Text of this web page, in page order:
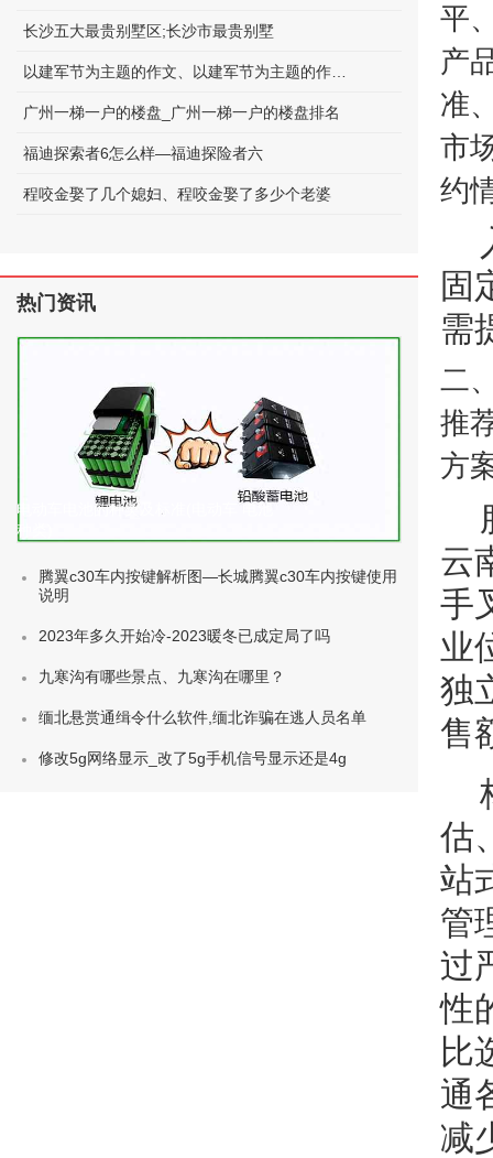
平
产
准
市
约
固
需
二
推
方
云
手
业
独
售
估
站
管
过
性
比
通
减
长沙五大最贵别墅区;长沙市最贵别墅
广州一梯一户的楼盘_广州一梯一户的楼盘排名
福迪探索者6怎么样—福迪探险者六
程咬金娶了几个媳妇、程咬金娶了多少个老婆
热门资讯
电动车电池的种类及标准(电动车 电池
种类)
腾翼c30车内按键解析图—长城腾翼c30车内按键使用
说明
2023年多久开始冷-2023暖冬已成定局了吗
九寒沟有哪些景点、九寒沟在哪里？
缅北悬赏通缉令什么软件,缅北诈骗在逃人员名单
修改5g网络显示_改了5g手机信号显示还是4g